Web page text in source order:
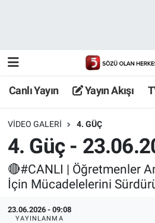
Canlı Yayın Yayın Akışı
VIDEO GALERI 4. GÜÇ
4. Güç -
🔴#CANLI | Öğretmenler
İçin Mücadelelerini
23.06.2026 - 09:08
YAYINLANMA
TV 5 Ekranı ve Arşiv